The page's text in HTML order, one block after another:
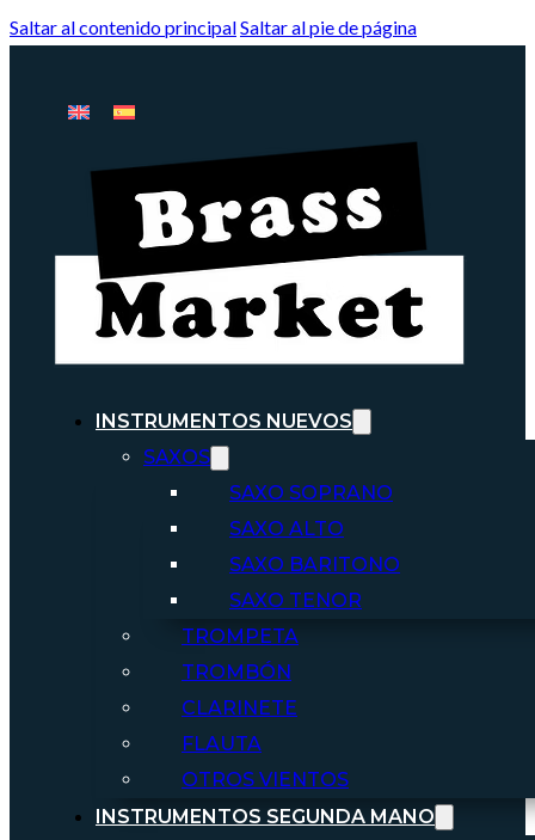
Saltar al contenido principalSaltar al pie de página
INSTRUMENTOS NUEVOS
SAXOS
SAXO SOPRANO
SAXO ALTO
SAXO BARITONO
SAXO TENOR
TROMPETA
TROMBÓN
CLARINETE
FLAUTA
OTROS VIENTOS
INSTRUMENTOS SEGUNDA MANO